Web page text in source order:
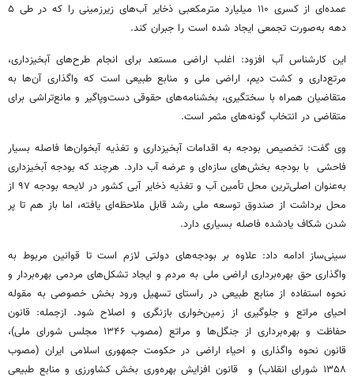
عمده‌ای از کسری ۱۱۰ میلیارد مترمکعبی ذخایر آب‌های زیرزمینی را که در طی ۵
دهه به‌صورت تجمعی ایجاد شده است را جبران کند.
این کارشناس آب افزود: اغلب اراضی مستعد برای انجام طرح‌های آبخیزداری،
مرتع‌داری و کشت دیم، اراضی ملی و منابع طبیعی است که واگذاری آن‌ها به
متقاضیان همراه با سختگیری، بخشنامه‌های حقوقی دست‌وپاگیر و مانع‌تراشی برای
متقاضی در انتخاب گونه‌های مثمر است.
وی گفت: تخصیص بودجه به اقدامات آبخیزداری و تغذیه آبخوان‌ها فاصله بسیار
فاحشی با بودجه بخش‌های سازه‌ای و عرضه آب دارد. هرچند که بودجه آبخیزداری
به‌عنوان اصلی‌ترین محل تأمین آب و تغذیه ذخایر آبی کشور در لایحه بودجه ۹۷ از
محل برداشت از صندوق توسعه ملی رشد قابل ملاحظه‌ای یافته، اما باز هم تا پر
شدن شکاف یادشده فاصله بسیاری دارد.
سینی‌ساز ادامه داد: علاوه بر بودجه‌های دولتی لازم است تا قوانین مربوط به
واگذاری حق بهره‌برداری اراضی ملی به مردم و ایجاد تشکل‌های مردمی بهره‌بردار و
نحوه استفاده از منابع طبیعی در راستای تسهیل ورود بخش خصوصی به مقوله
احیای مراتع و جلوگیری از زمین‌خواری بازنگری و اصلاح شود. ازجمله: قانون
حفاظت و بهره‌برداری از جنگل‌ها و مراتع (مصوب ۱۳۴۶ مجلس شورای ملی)،
قانون نحوه واگذاری و احیاء اراضی در حکومت جمهوری اسلامی ایران (مصوب
۱۳۵۸ شورای انقلاب) و قانون افزایش بهره‌وری بخش کشاورزی و منابع طبیعی